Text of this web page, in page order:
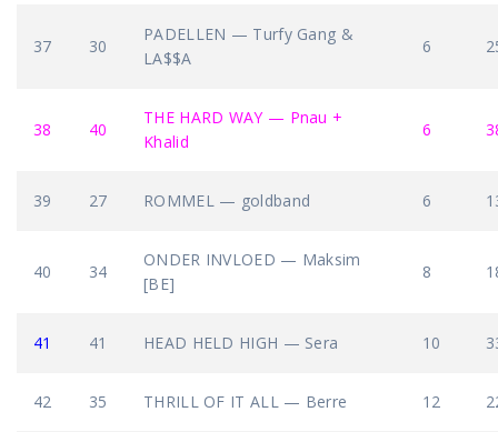
37 30
PADELLEN — Turfy Gang &
LA$$A
6
38 40
THE HARD WAY — Pnau +
Khalid
6
39 27 ROMMEL — goldband 6
40 34
ONDER INVLOED — Maksim
[BE]
8
41 41 HEAD HELD HIGH — Sera 10
42 35 THRILL OF IT ALL — Berre 12